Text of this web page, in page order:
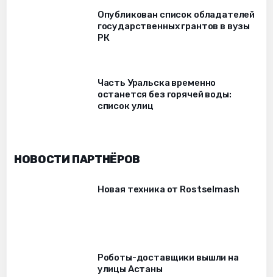
Опубликован список обладателей
государственных грантов в вузы
РК
Часть Уральска временно
останется без горячей воды:
список улиц
НОВОСТИ ПАРТНЁРОВ
Новая техника от Rostselmash
Роботы-доставщики вышли на
улицы Астаны